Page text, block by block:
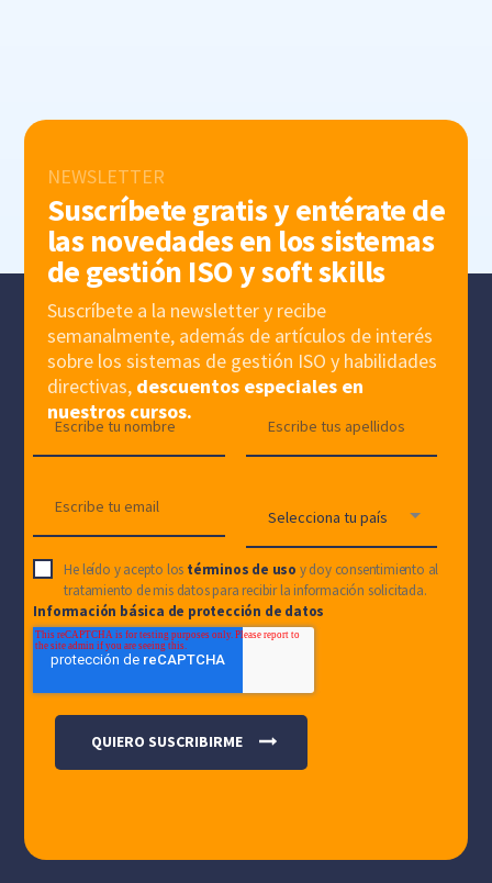
NEWSLETTER
Suscríbete gratis y entérate de
las novedades en los sistemas
de gestión ISO y soft skills
Suscríbete a la newsletter y recibe
semanalmente, además de artículos de interés
sobre los sistemas de gestión ISO y habilidades
directivas, descuentos especiales en
nuestros cursos.
He leído y acepto los términos de uso y doy consentimiento al
tratamiento de mis datos para recibir la información solicitada.
Información básica de protección de datos